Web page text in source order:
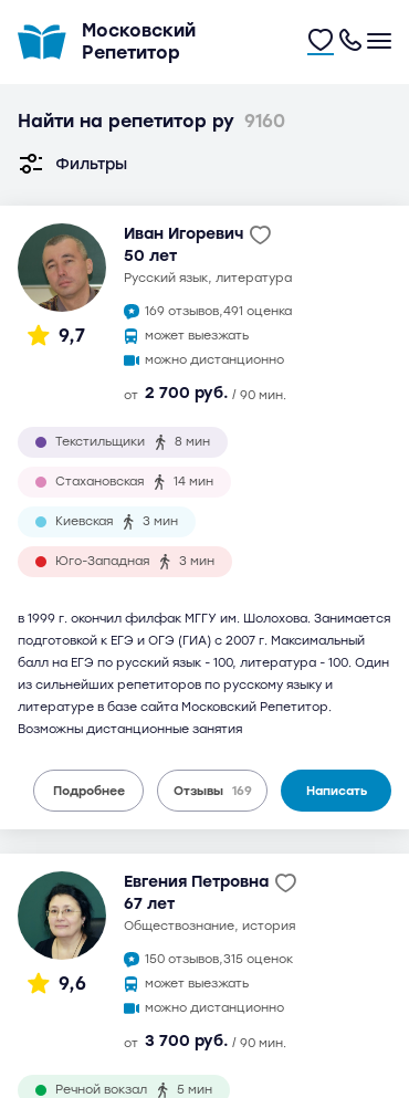
Московский
Репетитор
Найти на репетитор ру 9160
Фильтры
9,7
Иван Игоревич
50 лет
русский язык, литература
169 отзывов,491 оценка
может выезжать
можно дистанционно
от 2 700 руб. / 90 мин.
Текстильщики 8 мин
Стахановская 14 мин
Киевская 3 мин
Юго-Западная 3 мин
в 1999 г. окончил филфак МГГУ им. Шолохова. Занимается
подготовкой к ЕГЭ и ОГЭ (ГИА) с 2007 г. Максимальный
балл на ЕГЭ по русский язык - 100, литература - 100. Один
из сильнейших репетиторов по русскому языку и
литературе в базе сайта Московский Репетитор.
Возможны дистанционные занятия
Подробнее Отзывы 169 Написать
9,6
Евгения Петровна
67 лет
обществознание, история
150 отзывов,315 оценок
может выезжать
можно дистанционно
от 3 700 руб. / 90 мин.
Речной вокзал 5 мин